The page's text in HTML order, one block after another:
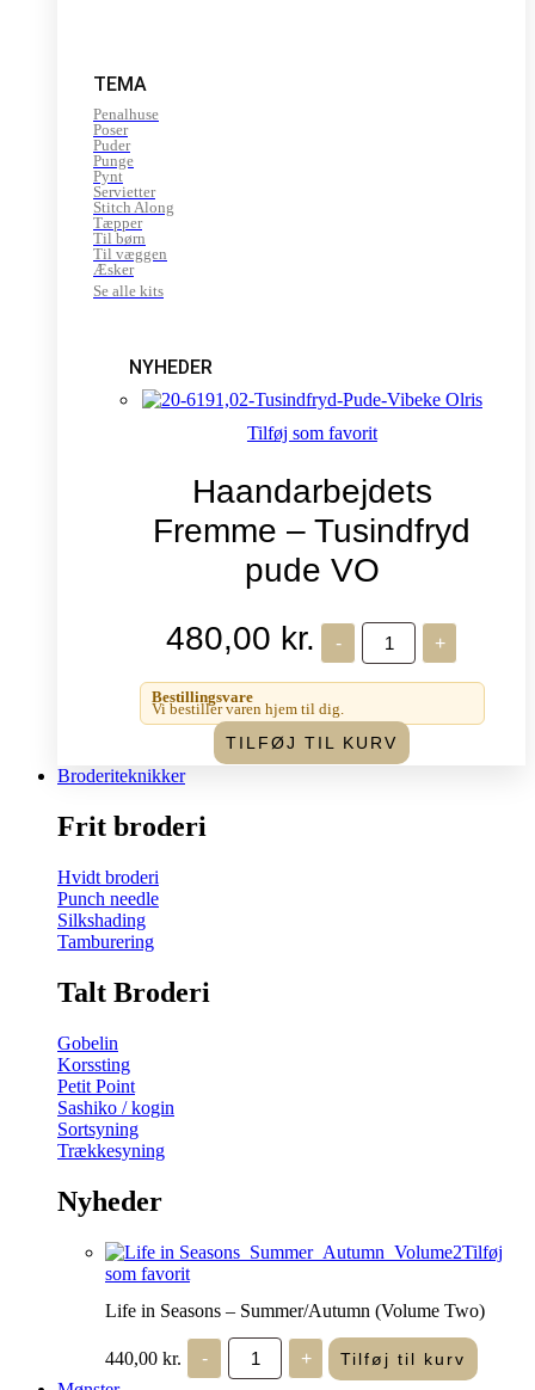
TEMA
Penalhuse
Poser
Puder
Punge
Pynt
Servietter
Stitch Along
Tæpper
Til børn
Til væggen
Æsker
Se alle kits
NYHEDER
Tilføj som favorit
Haandarbejdets
Fremme – Tusindfryd
pude VO
480,00 kr. -
Haandarbejdets
Fremme
-
Tusindfryd
VO
antal
+
Bestillingsvare
Vi bestiller varen hjem til dig.
TILFØJ TIL KURV
Broderiteknikker
Frit broderi
Hvidt broderi
Punch needle
Silkshading
Tamburering
Talt Broderi
Gobelin
Korssting
Petit Point
Sashiko / kogin
Sortsyning
Trækkesyning
Nyheder
Tilføj
som favorit
Life in Seasons – Summer/Autumn (Volume Two)
440,00 kr. -
Life
Seasons
+ Tilføj til kurv